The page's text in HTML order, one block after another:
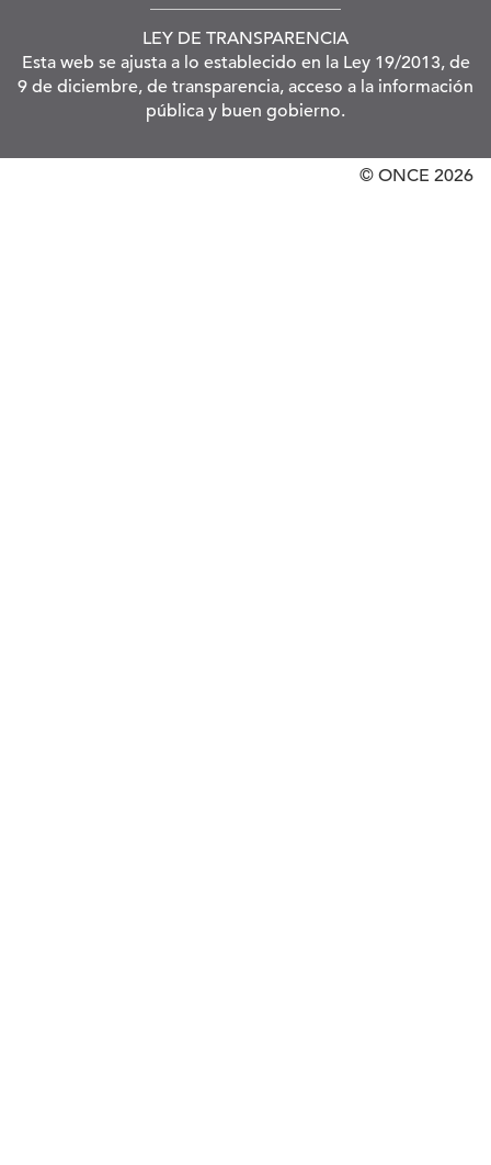
LEY DE TRANSPARENCIA
Esta web se ajusta a lo establecido en la Ley 19/2013, de
9 de diciembre, de transparencia, acceso a la información
pública y buen gobierno.
© ONCE 2026